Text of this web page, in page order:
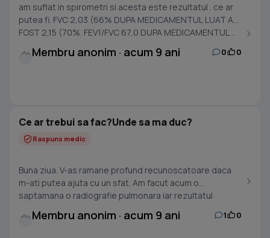
am suflat in spirometri si acesta este rezultatul . ce ar
putea fi. FVC 2,03 (66% DUPA MEDICAMENTUL LUAT A
FOST 2,15 (70%. FEV1/FVC 67,0 DUPA MEDICAMENTUL...
Membru anonim · acum 9 ani 0 0
Ce ar trebui sa fac?Unde sa ma duc?
Raspuns medic
Buna ziua. V-as ramane profund recunoscatoare daca
m-ati putea ajuta cu un sfat. Am facut acum o
saptamana o radiografie pulmonara iar rezultatul
Membru anonim · acum 9 ani 1 0